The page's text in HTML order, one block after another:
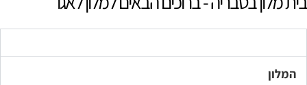
המלון